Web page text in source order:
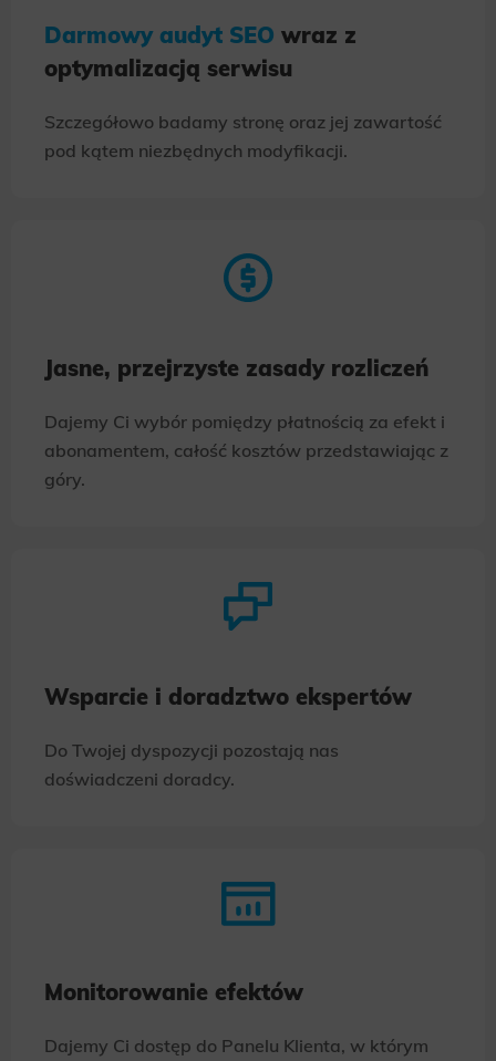
Darmowy audyt SEO wraz z
optymalizacją serwisu
Szczegółowo badamy stronę oraz jej zawartość
pod kątem niezbędnych modyfikacji.
Jasne, przejrzyste zasady rozliczeń
Dajemy Ci wybór pomiędzy płatnością za efekt i
abonamentem, całość kosztów przedstawiając z
góry.
Wsparcie i doradztwo ekspertów
Do Twojej dyspozycji pozostają nas
doświadczeni doradcy.
Monitorowanie efektów
Dajemy Ci dostęp do Panelu Klienta, w którym